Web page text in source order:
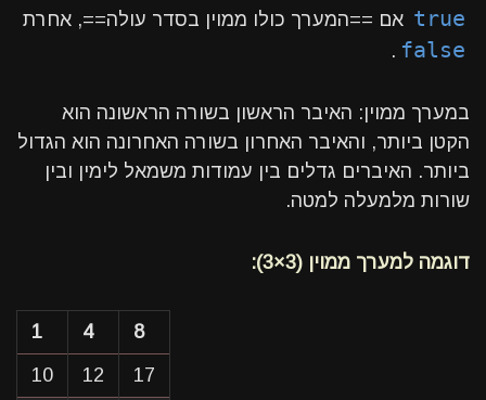
true אם ==המערך כולו ממוין בסדר עולה==, אחרת
false
.
במערך ממוין: האיבר הראשון בשורה הראשונה הוא
הקטן ביותר, והאיבר האחרון בשורה האחרונה הוא הגדול
ביותר. האיברים גדלים בין עמודות משמאל לימין ובין
שורות מלמעלה למטה.
דוגמה למערך ממוין (3×3):
1 4
8
10
12
17